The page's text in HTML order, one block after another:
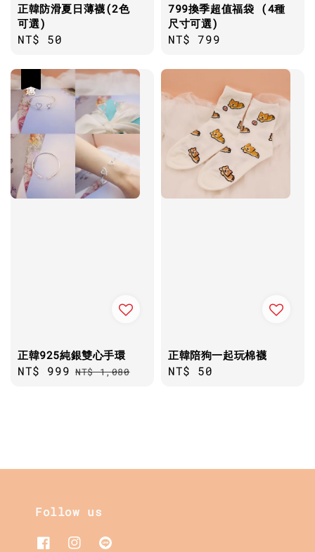
正韓防滑夏日薄襪(2色
可選)
Regular
NT$ 50
799換季超值福袋 (4種
尺寸可選)
Regular
NT$ 799
正韓925純銀雙心手環
Sale
NT$ 999 Regular
NT$ 1,080
正韓陪狗一起玩棉襪
Regular
NT$ 50
Follow us